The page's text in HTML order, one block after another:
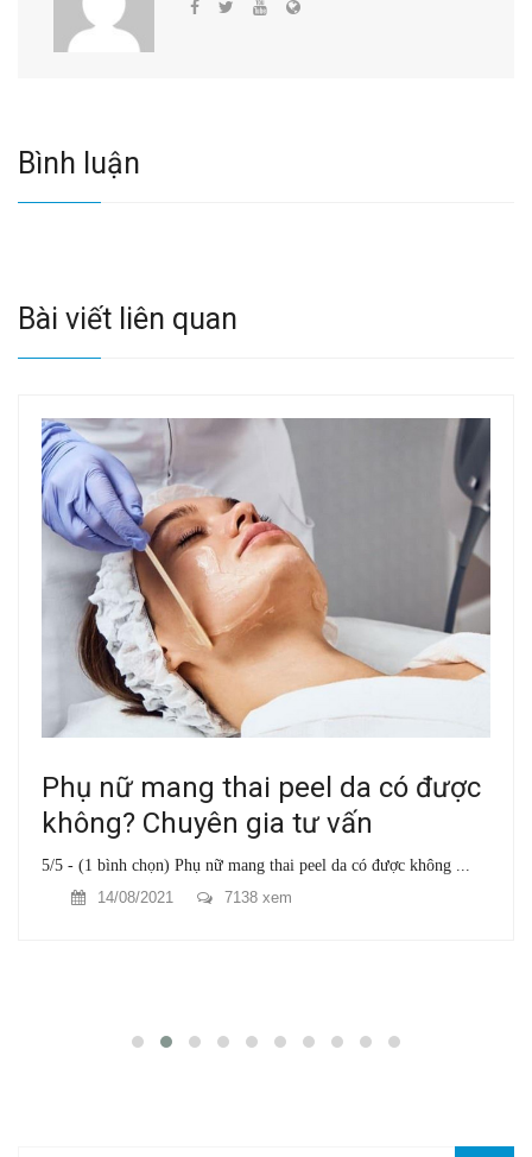
Bình luận
Bài viết liên quan
Phụ nữ mang thai peel da có được
không? Chuyên gia tư vấn
5/5 - (1 bình chọn) Phụ nữ mang thai peel da có được không ...
14/08/2021
7138 xem